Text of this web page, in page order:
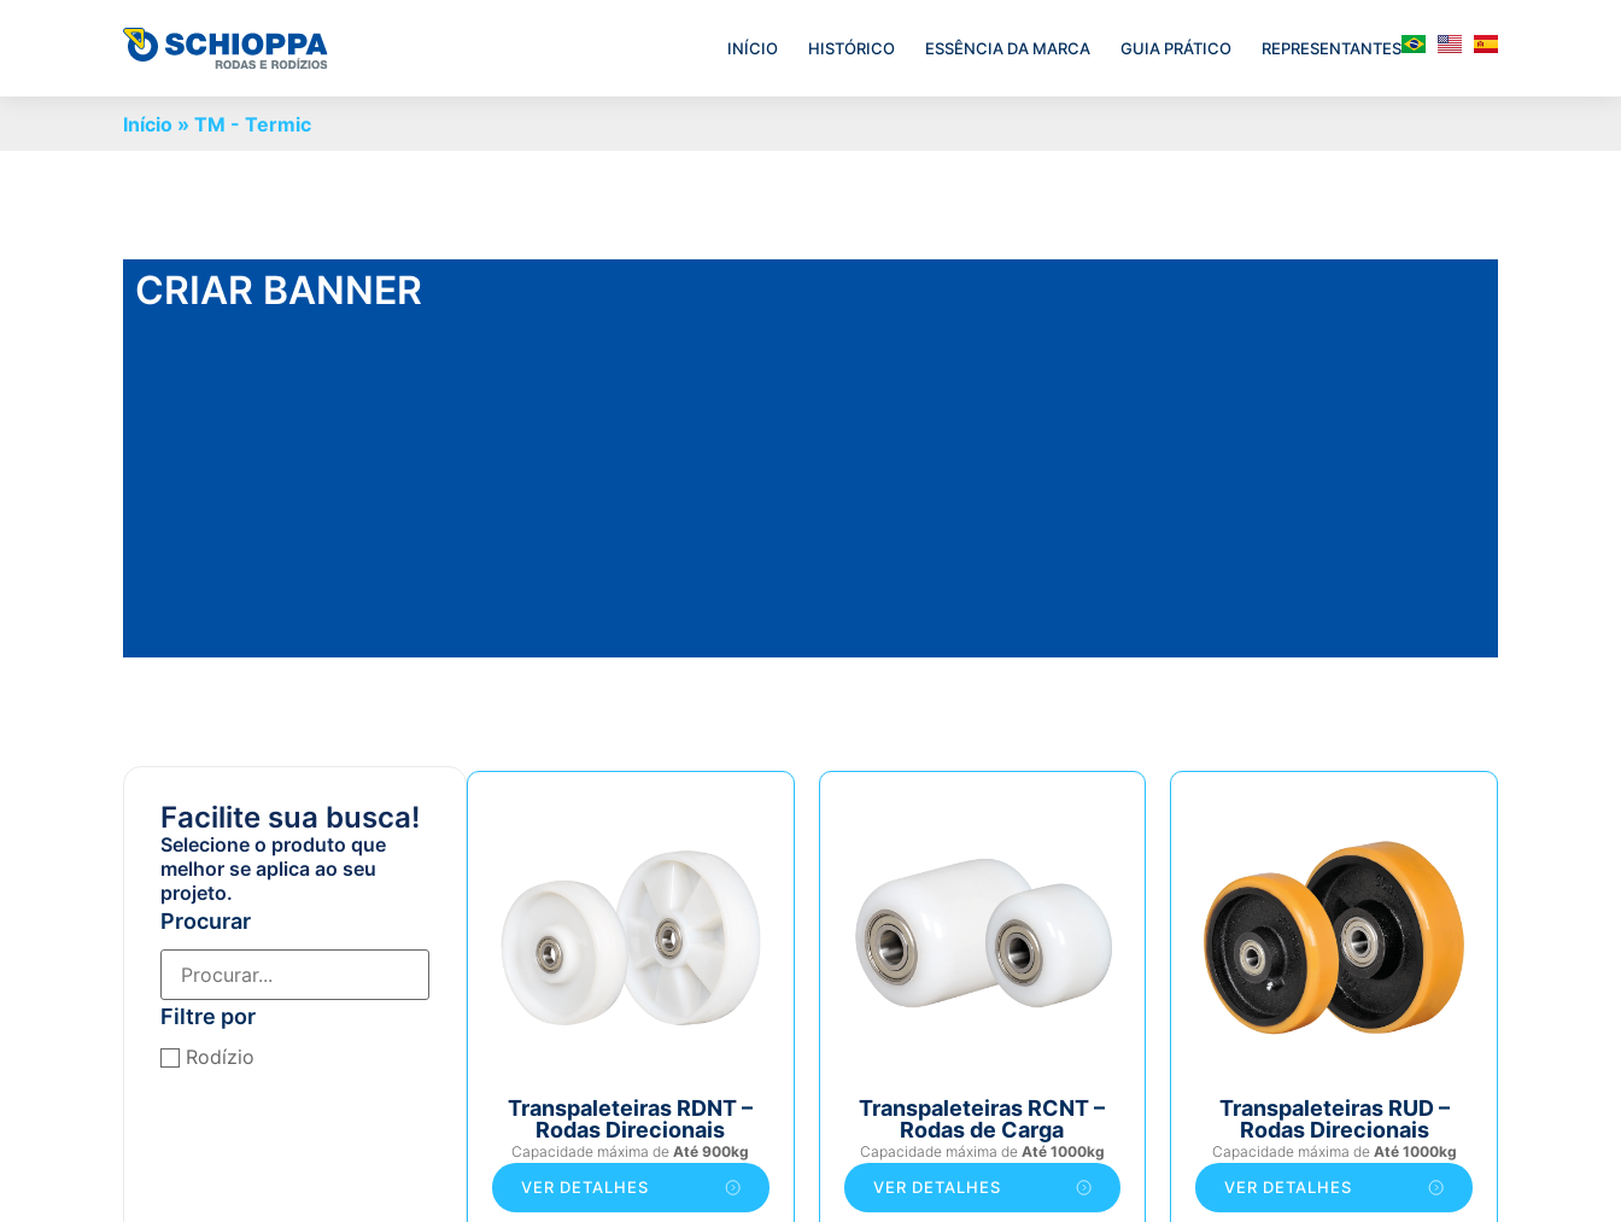
INÍCIO HISTÓRICO ESSÊNCIA DA MARCA GUIA PRÁTICO REPRESENTANTES
Início » TM - Termic
CRIAR BANNER
Facilite sua busca!
Selecione o produto que
melhor se aplica ao seu
projeto.
Procurar
Filtre por
Rodízio
Transpaleteiras RDNT –
Rodas Direcionais
Capacidade máxima deAté 900kg
VER DETALHES
Transpaleteiras RCNT –
Rodas de Carga
Capacidade máxima de Até 1000kg
VER DETALHES
Transpaleteiras RUD –
Rodas Direcionais
Capacidade máxima de Até 1000kg
VER DETALHES